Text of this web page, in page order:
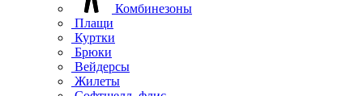
Комбинезоны
Плащи
Куртки
Брюки
Вейдерсы
Жилеты